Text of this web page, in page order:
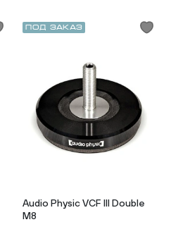
Под заказ
Audio Physic VCF III Double
M8